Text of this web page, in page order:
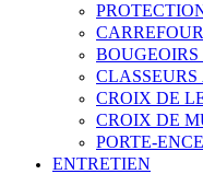
CARREFOUR
BOUGEOIRS
CROIX DE
CROIX DE
PORTE-
ENTRETIEN